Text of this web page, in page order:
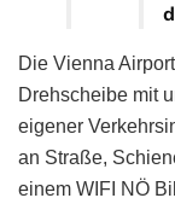
Die Vienna
Drehscheibe mit
eigener
an Straße,
einem WIFI NÖ